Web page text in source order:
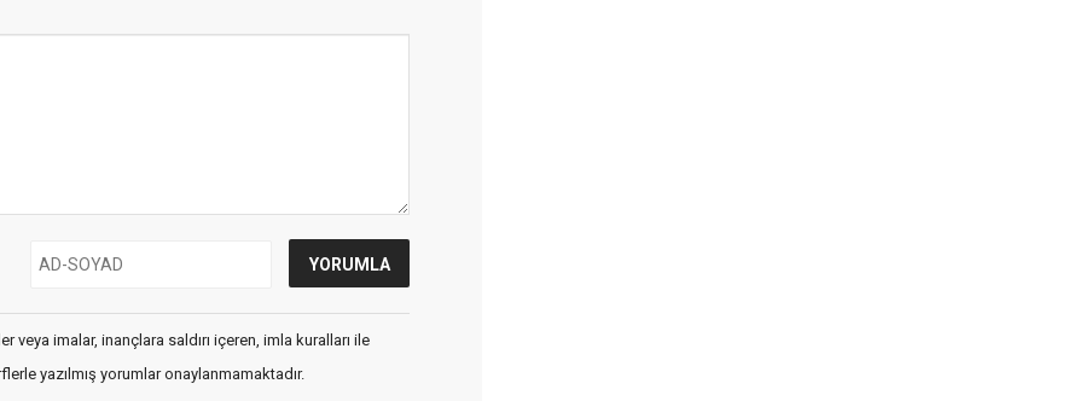
veya imalar, inançlara saldırı içeren, imla kuralları ile
yazılmış yorumlar onaylanmamaktadır.